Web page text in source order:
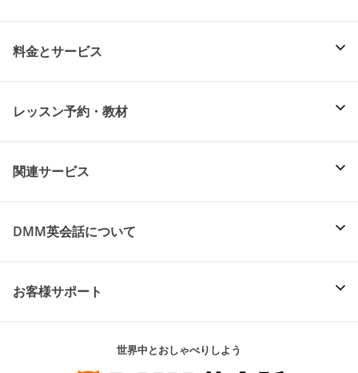
料金とサービス
レッスン予約・教材
関連サービス
DMM英会話について
お客様サポート
世界中とおしゃべりしよう